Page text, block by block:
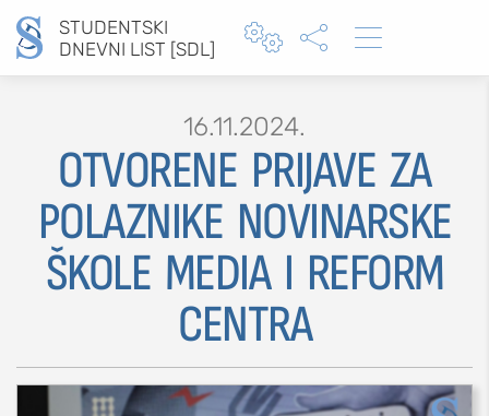
STUDENTSKI
DNEVNI LIST [SDL]
  
Type 2 or more characters for results.
MOJ SDL
SEKCIJE
16.11.2024.
OTVORENE PRIJAVE ZA
POLAZNIKE NOVINARSKE
ŠKOLE MEDIA I REFORM
CENTRA